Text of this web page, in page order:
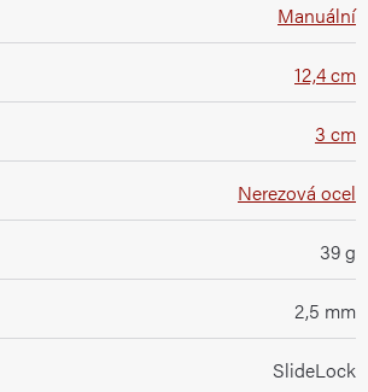
Manuální
12,4 cm
3 cm
Nerezová ocel
39 g
2,5 mm
SlideLock